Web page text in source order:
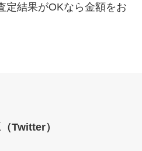
定結果がOKなら金額をお
（Twitter）